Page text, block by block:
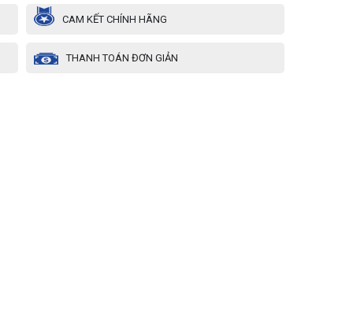
CAM KẾT CHÍNH HÃNG
THANH TOÁN ĐƠN GIẢN